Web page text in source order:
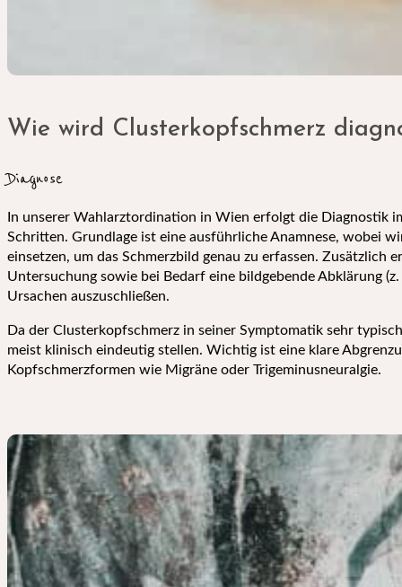
Wie wird Clusterkopfschmerz
Diagnose
In unserer Wahlarztordination in Wien erfolgt die Diagnostik
Schritten. Grundlage ist eine ausführliche Anamnese, wobei
einsetzen, um das Schmerzbild genau zu erfassen. Zusätzlich
Untersuchung sowie bei Bedarf eine bildgebende Abklärung
Ursachen auszuschließen.
Da der Clusterkopfschmerz in seiner Symptomatik sehr
meist klinisch eindeutig stellen. Wichtig ist eine klare
Kopfschmerzformen wie Migräne oder Trigeminusneuralgie.